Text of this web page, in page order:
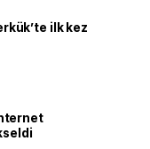
ilk kez